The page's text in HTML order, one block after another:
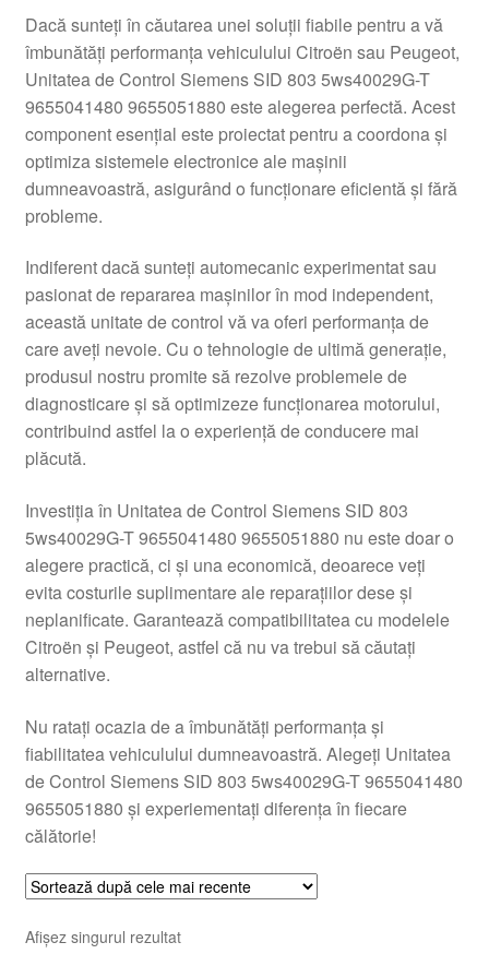
Finalizare comandă
Livrare
Livrare în toată lumea
Plângere
Politică de confidențialitate
Procedura de reclamație
Termeni si conditii
Dacă sunteți în căutarea unei soluții fiabile pentru a vă
îmbunătăți performanța vehiculului Citroën sau Peugeot,
Unitatea de Control Siemens SID 803 5ws40029G-T
9655041480 9655051880 este alegerea perfectă. Acest
component esențial este proiectat pentru a coordona și
optimiza sistemele electronice ale mașinii
dumneavoastră, asigurând o funcționare eficientă și fără
probleme.
Indiferent dacă sunteți automecanic experimentat sau
pasionat de repararea mașinilor în mod independent,
această unitate de control vă va oferi performanța de
care aveți nevoie. Cu o tehnologie de ultimă generație,
produsul nostru promite să rezolve problemele de
diagnosticare și să optimizeze funcționarea motorului,
contribuind astfel la o experiență de conducere mai
plăcută.
Investiția în Unitatea de Control Siemens SID 803
5ws40029G-T 9655041480 9655051880 nu este doar o
alegere practică, ci și una economică, deoarece veți
evita costurile suplimentare ale reparațiilor dese și
neplanificate. Garantează compatibilitatea cu modelele
Citroën și Peugeot, astfel că nu va trebui să căutați
alternative.
Nu ratați ocazia de a îmbunătăți performanța și
fiabilitatea vehiculului dumneavoastră. Alegeți Unitatea
de Control Siemens SID 803 5ws40029G-T 9655041480
9655051880 și experiementați diferența în fiecare
călătorie!
Afișez singurul rezultat